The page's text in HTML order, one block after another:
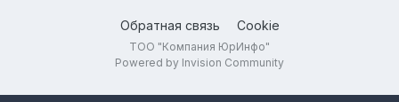
Обратная связь Cookie
ТОО "Компания ЮрИнфо"
Powered by Invision Community